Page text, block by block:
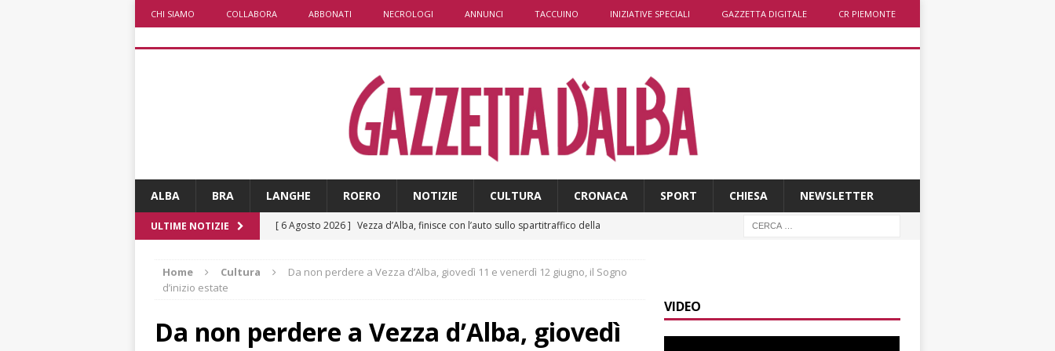
CHI SIAMO COLLABORA ABBONATI NECROLOGI ANNUNCI TACCUINO INIZIATIVE SPECIALI GAZZETTA DIGITALE CR PIEMONTE
ALBA BRA LANGHE ROERO NOTIZIE CULTURA CRONACA SPORT CHIESA NEWSLETTER
ULTIME NOTIZIE [ 6 Agosto 2026 ] Vezza d’Alba, finisce con l’auto sullo spartitraffico della
[ 6 Agosto 2026 ] La bella stagione riporta l’allarme sulle strade: cresce il
[ 6 Agosto 2026 ] Piemonte punta sull’automotive con le Aree di Accelerazione
Home Cultura
Da non perdere a Vezza d’Alba, giovedì 11 e venerdì 12 giugno, il Sogno
d’inizio estate
Da non perdere a Vezza d’Alba, giovedì
VIDEO